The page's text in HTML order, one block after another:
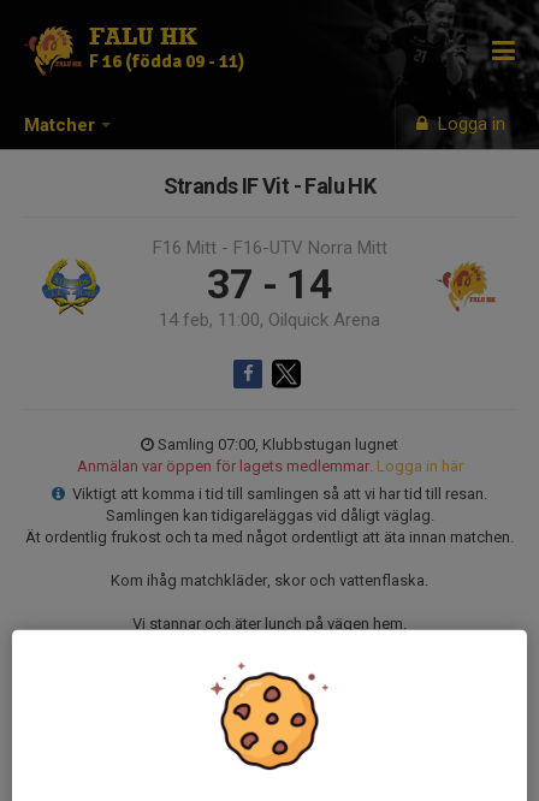
Matcher Logga in
FALU HK
F 16 (födda 09 - 11)
Strands IF Vit - Falu HK
F16 Mitt - F16-UTV Norra Mitt
37 - 14
14 feb, 11:00, Oilquick Arena
Samling 07:00, Klubbstugan lugnet
Anmälan var öppen för lagets medlemmar. Logga in här
Viktigt att komma i tid till samlingen så att vi har tid till resan.
Samlingen kan tidigareläggas vid dåligt väglag.
Ät ordentlig frukost och ta med något ordentligt att äta innan matchen.
Kom ihåg matchkläder, skor och vattenflaska.
Vi stannar och äter lunch på vägen hem.
också om du behöver skjuts.
För de ungdomar som åker med, men inte har en förälder som kör, utgår
en avgift på 6kr/mil. Pengarna kommer sedan att fördelas mellan de
föräldrar som körde (potten delas lika, oavsett antal spelare i bilen).